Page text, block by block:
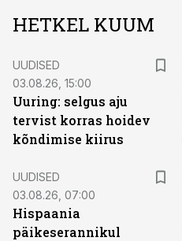
HETKEL KUUM
UUDISED
03.08.26, 15:00
Uuring: selgus aju
tervist korras hoidev
kõndimise kiirus
UUDISED
03.08.26, 07:00
Hispaania
päikeserannikul